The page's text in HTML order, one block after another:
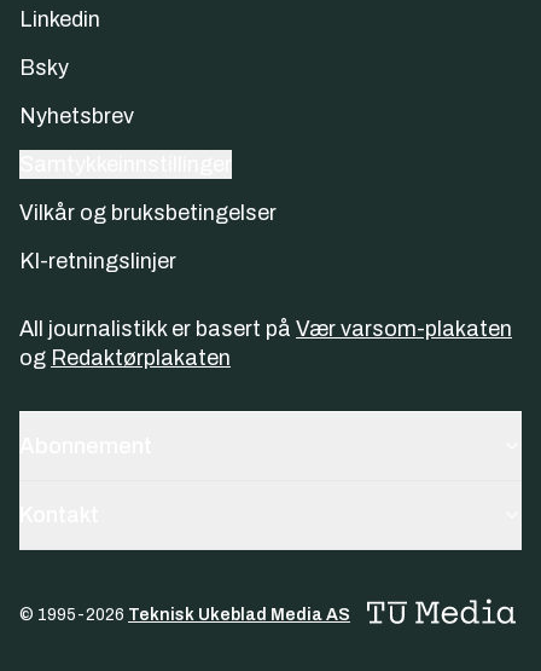
Linkedin
Bsky
Nyhetsbrev
Vilkår og bruksbetingelser
KI-retningslinjer
All journalistikk er basert på Vær varsom-plakaten
og Redaktørplakaten
© 1995-2026 Teknisk Ukeblad Media AS